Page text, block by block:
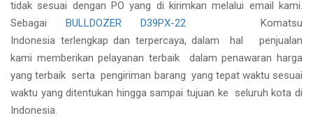
tidak sesuai dengan PO yang di kirimkan melalui email kami.
Sebagai BULLDOZER D39PX-22
Komatsu
Indonesia terlengkap dan terpercaya, dalam hal penjualan
kami memberikan pelayanan terbaik dalam penawaran harga
yang terbaik serta pengiriman barang yang tepat waktu sesuai
waktu yang ditentukan hingga sampai tujuan ke seluruh kota di
Indonesia.